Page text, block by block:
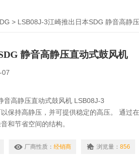
> LSB08J-3江崎推出日本SDG 静音高静压直动式鼓
静音高静压直动式鼓风机
07
音高静压直动式鼓风机 LSB08J-3
保持高静压，并可提供稳定的高压。 通过
和节省空间的结构。
厂商性质： 经销商 浏览量： 856